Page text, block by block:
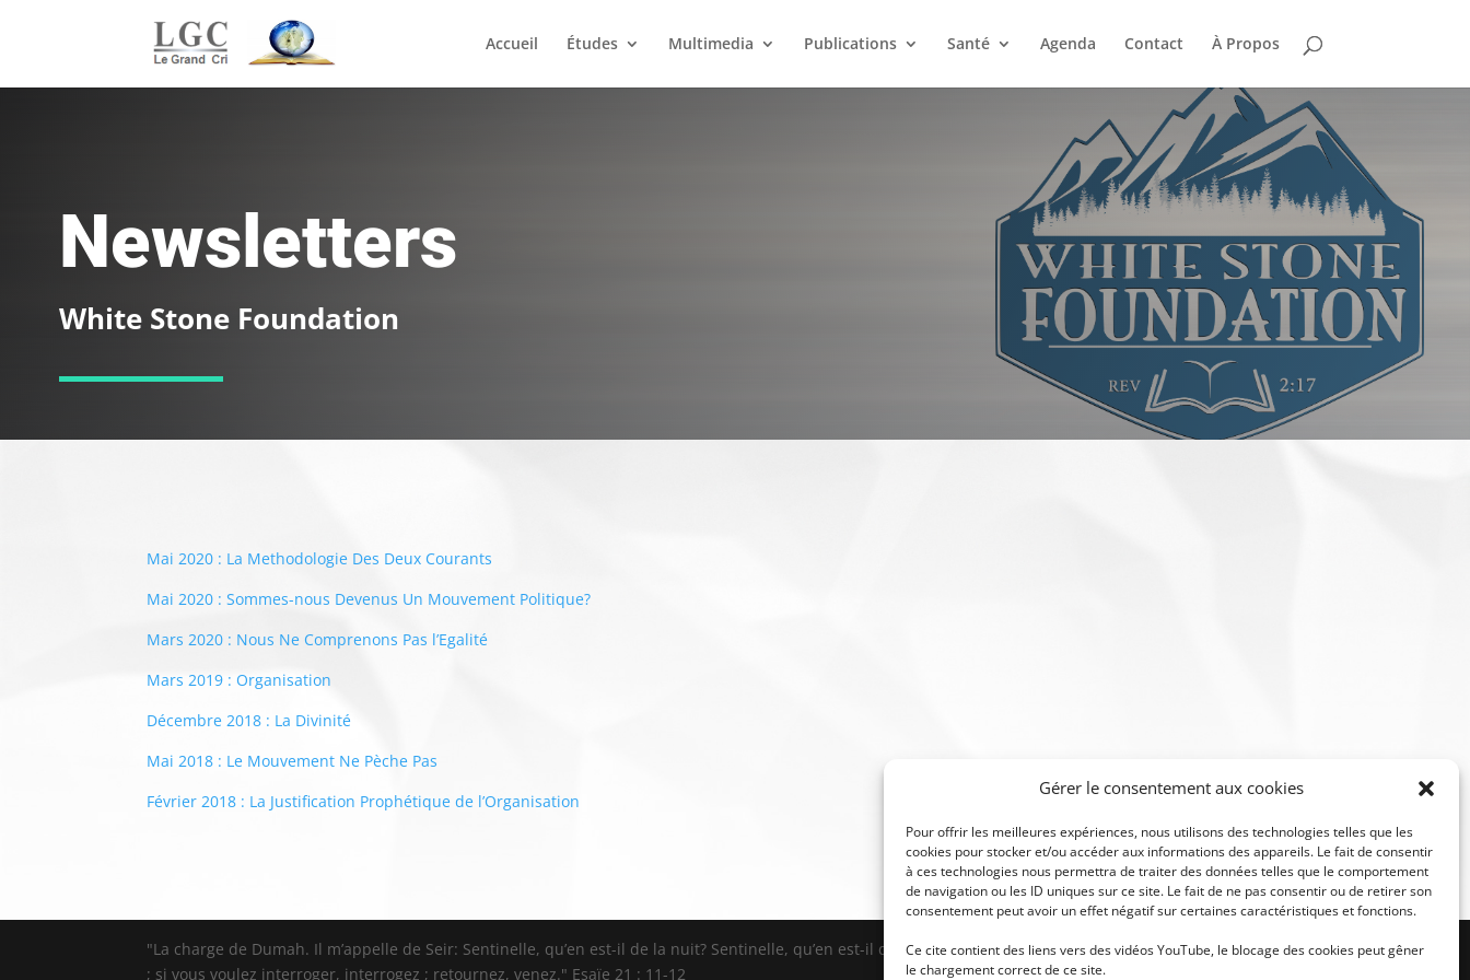
Gérer le consentement aux cookies
Pour offrir les meilleures expériences, nous utilisons des technologies telles que les
cookies pour stocker et/ou accéder aux informations des appareils. Le fait de consentir
à ces technologies nous permettra de traiter des données telles que le comportement
de navigation ou les ID uniques sur ce site. Le fait de ne pas consentir ou de retirer son
consentement peut avoir un effet négatif sur certaines caractéristiques et fonctions.
Ce cite contient des liens vers des vidéos YouTube, le blocage des cookies peut gêner
le chargement correct de ce site.
Accueil Études Multimedia Publications Santé Agenda Contact À Propos
Newsletters
White Stone Foundation
Mai 2020 : La Methodologie Des Deux Courants
Mai 2020 : Sommes-nous Devenus Un Mouvement Politique?
Mars 2020 : Nous Ne Comprenons Pas l’Egalité
Mars 2019 : Organisation
Décembre 2018 : La Divinité
Mai 2018 : Le Mouvement Ne Pèche Pas
Février 2018 : La Justification Prophétique de l’Organisation
"La charge de Dumah. Il m’appelle de Seir: Sentinelle, qu’en est-il de la nuit? Sentinelle, qu’en est-il de la nuit ? La sentinelle dit : Le matin vient, et la nuit aussi
; si vous voulez interroger, interrogez ; retournez, venez." Esaïe 21 : 11-12